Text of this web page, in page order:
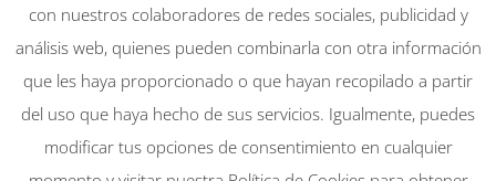
Mi cuenta
Aviso Legal
Política de Privacidad
Política de Cookies
con nuestros colaboradores de redes sociales, publicidad y
análisis web, quienes pueden combinarla con otra información
que les haya proporcionado o que hayan recopilado a partir
del uso que haya hecho de sus servicios. Igualmente, puedes
modificar tus opciones de consentimiento en cualquier